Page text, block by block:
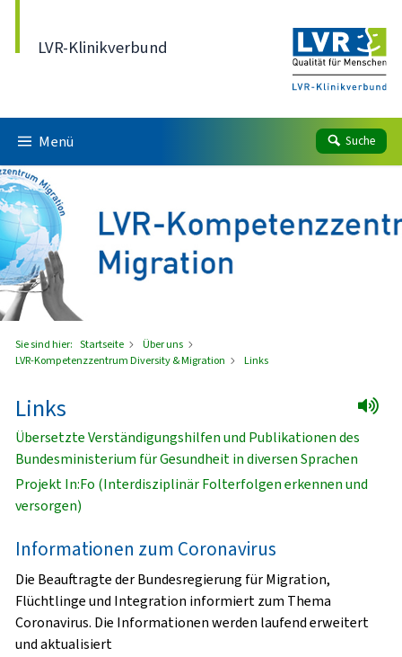
LVR-Klinikverbund
Menü Suche
Sie sind hier: Startseite
Über uns
LVR-Kompetenzzentrum Diversity & Migration
Links
Links
Übersetzte Verständigungshilfen und Publikationen des
Bundesministerium für Gesundheit in diversen Sprachen
Projekt In:Fo (Interdisziplinär Folterfolgen erkennen und
versorgen)
Informationen zum Coronavirus
Die Beauftragte der Bundesregierung für Migration,
Flüchtlinge und Integration informiert zum Thema
Coronavirus. Die Informationen werden laufend erweitert
und aktualisiert